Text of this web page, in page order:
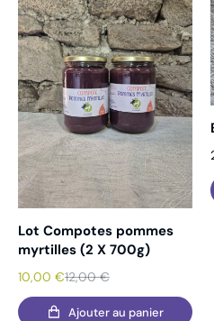
Lot Compotes pommes
myrtilles (2 X 700g)
12,00€
10,00 €
Ajouter au panier